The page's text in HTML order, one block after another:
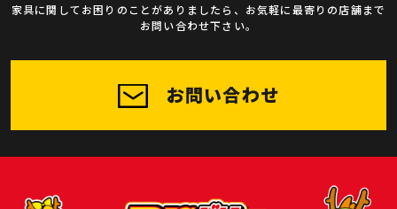
家具に関してお困りのことがありましたら、お気軽に最寄りの店舗まで
お問い合わせ下さい。
お問い合わせ